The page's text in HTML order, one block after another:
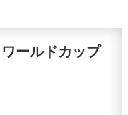
ールドカップ